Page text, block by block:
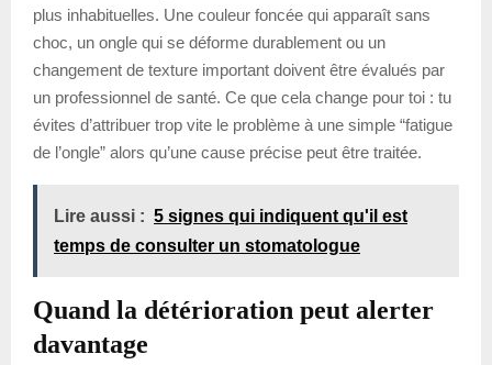
plus inhabituelles. Une couleur foncée qui apparaît sans
choc, un ongle qui se déforme durablement ou un
changement de texture important doivent être évalués par
un professionnel de santé. Ce que cela change pour toi : tu
évites d’attribuer trop vite le problème à une simple “fatigue
de l’ongle” alors qu’une cause précise peut être traitée.
Lire aussi : 5 signes qui indiquent qu'il est
temps de consulter un stomatologue
Quand la détérioration peut alerter
davantage